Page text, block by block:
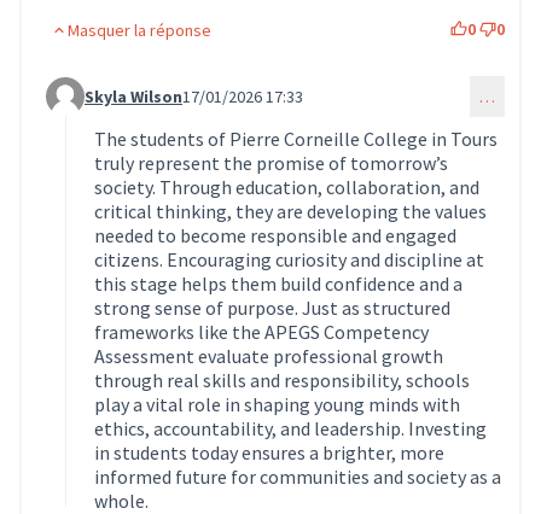
Masquer la réponse 0 0
Commentaire 1690 (réponse au commentaire 1689)
Skyla Wilson17/01/2026 17:33 …
The students of Pierre Corneille College in Tours
truly represent the promise of tomorrow’s
society. Through education, collaboration, and
critical thinking, they are developing the values
needed to become responsible and engaged
citizens. Encouraging curiosity and discipline at
this stage helps them build confidence and a
strong sense of purpose. Just as structured
frameworks like the APEGS Competency
Assessment evaluate professional growth
through real skills and responsibility, schools
play a vital role in shaping young minds with
ethics, accountability, and leadership. Investing
in students today ensures a brighter, more
informed future for communities and society as a
whole.